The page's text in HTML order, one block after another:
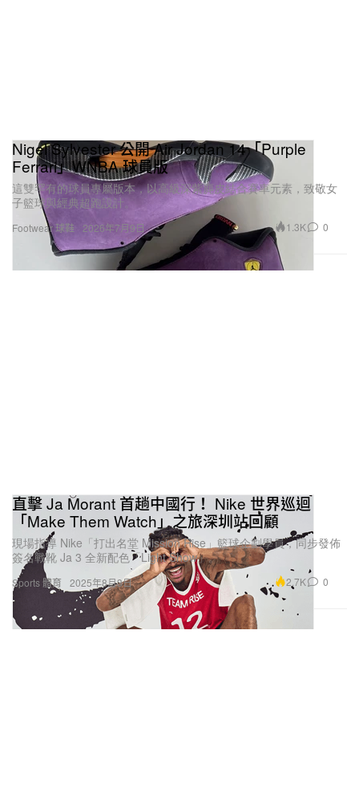
Footwear 球鞋
Nigel Sylvester 公開 Air Jordan 14「Purple
Ferrari」WNBA 球員版
這雙罕有的球員專屬版本，以高級深紫麂皮結合賽車元素，致敬女
子籃球與經典超跑設計。
2026年7月9日 1.3K 0
Sports 體育
直擊 Ja Morant 首趟中國行！ Nike 世界巡迴
「Make Them Watch」之旅深圳站回顧
現場指導 Nike「打出名堂 Mission Rise」籃球企劃學員，同步發佈
簽名戰靴 Ja 3 全新配色「Light Show」。
2025年8月3日 2.7K 0